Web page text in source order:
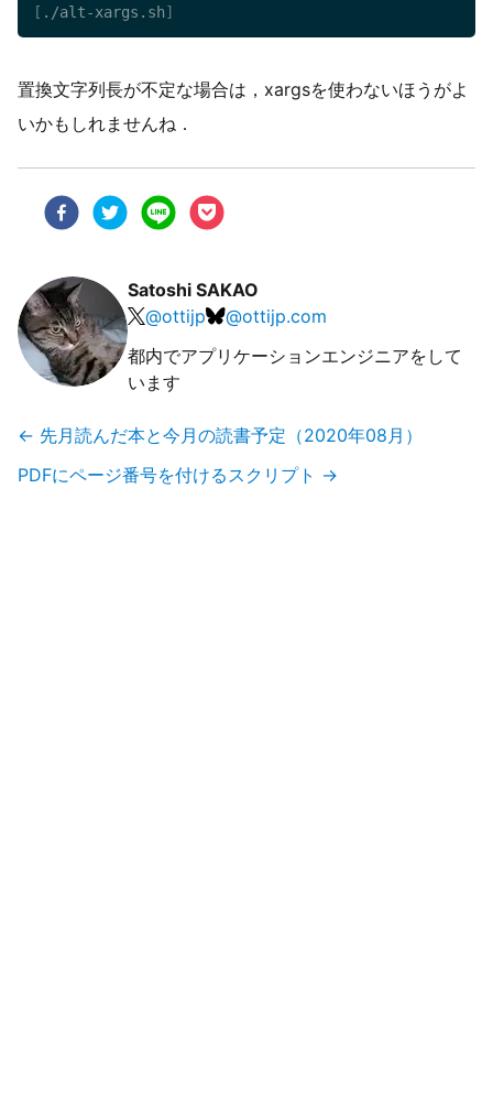
[ ./alt-xargs.sh]
置換文字列長が不定な場合は，xargsを使わないほうがよ
いかもしれませんね．
Satoshi SAKAO
@ottijp @ottijp.com
都内でアプリケーションエンジニアをして
います
← 先月読んだ本と今月の読書予定（2020年08月）
PDFにページ番号を付けるスクリプト →